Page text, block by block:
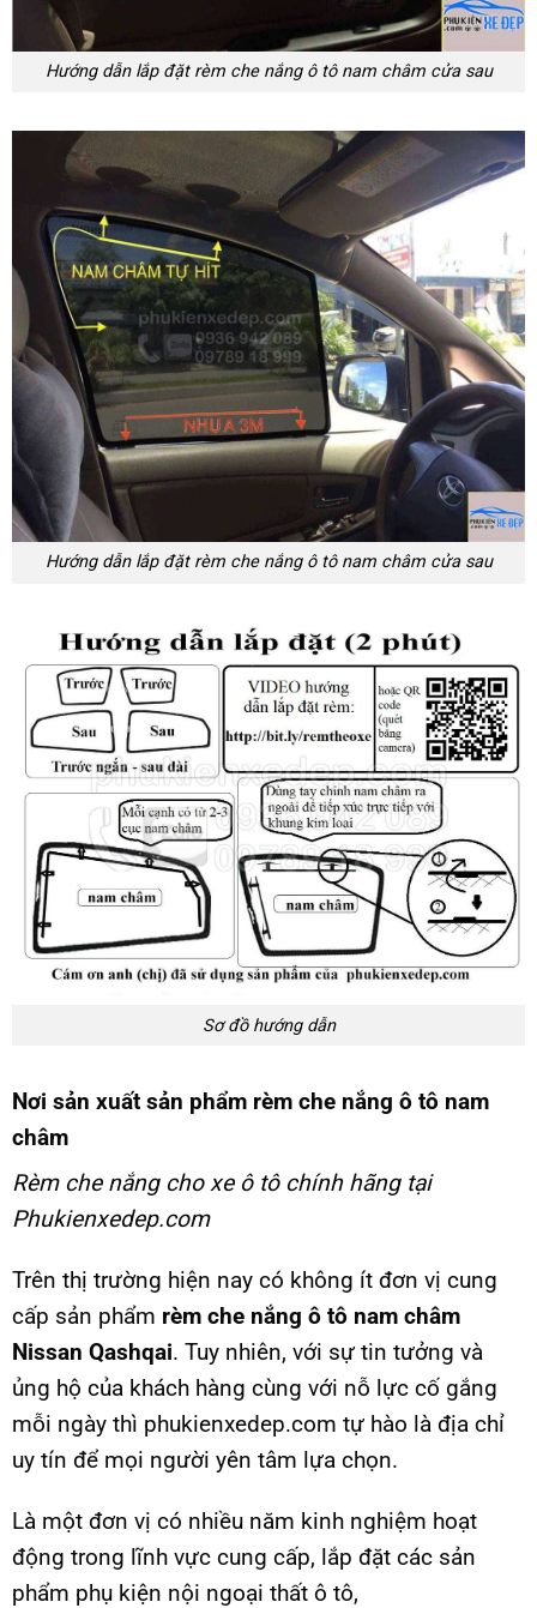
Hướng dẫn lắp đặt rèm che nắng ô tô nam châm cửa sau
Hướng dẫn lắp đặt rèm che nắng ô tô nam châm cửa sau
Sơ đồ hướng dẫn
Nơi sản xuất sản phẩm rèm che nắng ô tô nam
châm
Rèm che nắng cho xe ô tô chính hãng tại
Phukienxedep.com
Trên thị trường hiện nay có không ít đơn vị cung
cấp sản phẩm rèm che nắng ô tô nam châm
Nissan Qashqai. Tuy nhiên, với sự tin tưởng và
ủng hộ của khách hàng cùng với nỗ lực cố gắng
mỗi ngày thì phukienxedep.com tự hào là địa chỉ
uy tín để mọi người yên tâm lựa chọn.
Là một đơn vị có nhiều năm kinh nghiệm hoạt
động trong lĩnh vực cung cấp, lắp đặt các sản
phẩm phụ kiện nội ngoại thất ô tô,